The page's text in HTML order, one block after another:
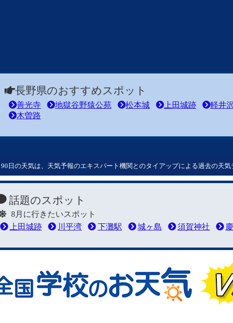
長野県のおすすめスポット
善光寺 地獄谷野猿公苑 松本城 上田城跡 軽井沢
木曽路
日の天気は、天気予報のエキスパート機関とのタイアップによる過去の天気
話題のスポット
8月に行きたいスポット
上田城跡
川平湾 下灘駅 城ヶ島 須賀神社